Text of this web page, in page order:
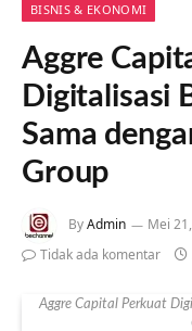
BISNIS & EKONOMI
Aggre
Digitalisasi
Sama
Group
ByAdmin Mei
Tidak ada komentar
Aggre Capital Perkuat